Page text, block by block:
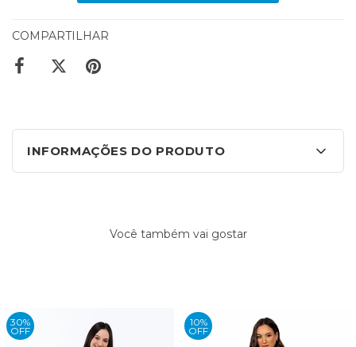
COMPARTILHAR
INFORMAÇÕES DO PRODUTO
Você também vai gostar
30%
OFF
10%
OFF